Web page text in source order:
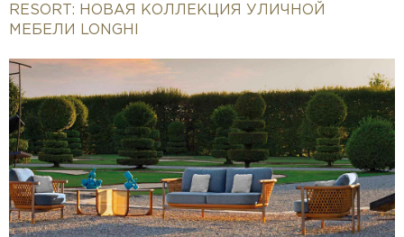
RESORT: НОВАЯ КОЛЛЕКЦИЯ УЛИЧНОЙ
МЕБЕЛИ LONGHI